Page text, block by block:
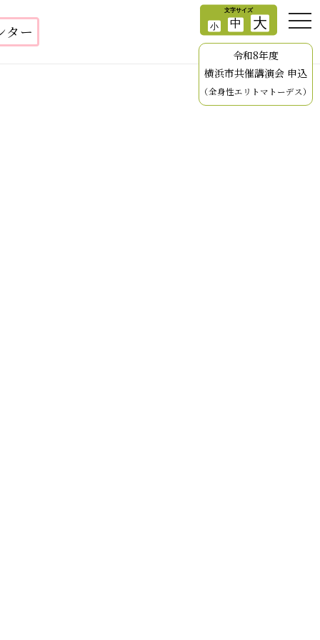
ター
令和8年度
横浜市共催講演会 申込
（全身性エリトマトーデス）